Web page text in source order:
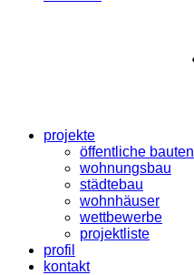
projekte
öffentliche bauten
wohnungsbau
städtebau
wohnhäuser
wettbewerbe
projektliste
profil
kontakt